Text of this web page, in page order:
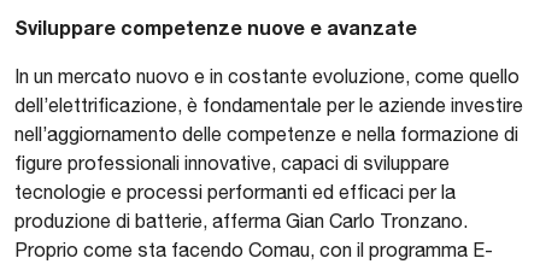
Sviluppare competenze nuove e avanzate
In un mercato nuovo e in costante evoluzione, come quello
dell’elettrificazione, è fondamentale per le aziende investire
nell’aggiornamento delle competenze e nella formazione di
figure professionali innovative, capaci di sviluppare
tecnologie e processi performanti ed efficaci per la
produzione di batterie, afferma Gian Carlo Tronzano.
Proprio come sta facendo Comau, con il programma E-